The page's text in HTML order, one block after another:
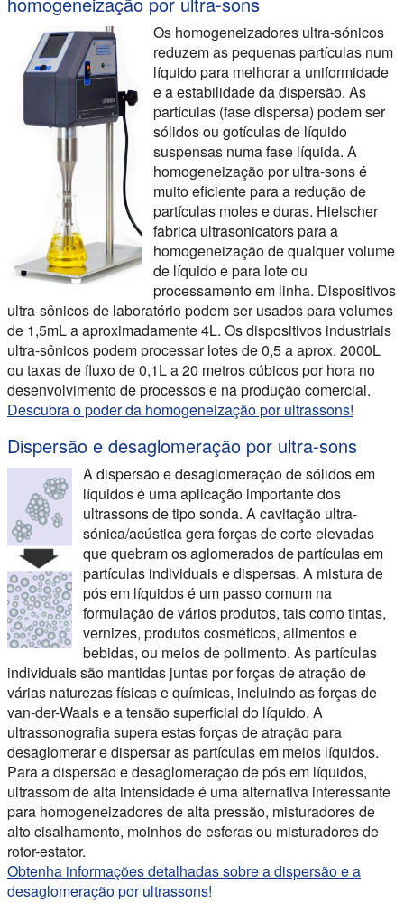
Os homogeneizadores ultra-sónicos
reduzem as pequenas partículas num
líquido para melhorar a uniformidade
e a estabilidade da dispersão. As
partículas (fase dispersa) podem ser
sólidos ou gotículas de líquido
suspensas numa fase líquida. A
homogeneização por ultra-sons é
muito eficiente para a redução de
partículas moles e duras. Hielscher
fabrica ultrasonicators para a
homogeneização de qualquer volume
de líquido e para lote ou
processamento em linha. Dispositivos
ultra-sônicos de laboratório podem ser usados para volumes
de 1,5mL a aproximadamente 4L. Os dispositivos industriais
ultra-sônicos podem processar lotes de 0,5 a aprox. 2000L
ou taxas de fluxo de 0,1L a 20 metros cúbicos por hora no
desenvolvimento de processos e na produção comercial.
Descubra o poder da homogeneização por ultrassons!
Dispersão e desaglomeração por ultra-sons
A dispersão e desaglomeração de sólidos em
líquidos é uma aplicação importante dos
ultrassons de tipo sonda. A cavitação ultra-
sónica/acústica gera forças de corte elevadas
que quebram os aglomerados de partículas em
partículas individuais e dispersas. A mistura de
pós em líquidos é um passo comum na
formulação de vários produtos, tais como tintas,
vernizes, produtos cosméticos, alimentos e
bebidas, ou meios de polimento. As partículas
individuais são mantidas juntas por forças de atração de
várias naturezas físicas e químicas, incluindo as forças de
van-der-Waals e a tensão superficial do líquido. A
ultrassonografia supera estas forças de atração para
desaglomerar e dispersar as partículas em meios líquidos.
Para a dispersão e desaglomeração de pós em líquidos,
ultrassom de alta intensidade é uma alternativa interessante
para homogeneizadores de alta pressão, misturadores de
alto cisalhamento, moinhos de esferas ou misturadores de
rotor-estator.
Obtenha informações detalhadas sobre a dispersão e a
desaglomeração por ultrassons!